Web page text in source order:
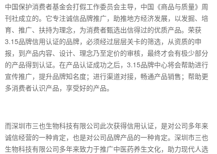
中国保护消费者基金会打假工作委员会主导，中国《商品与质量》周
刊社成立的。它专注诚信品牌推广，助推地方经济发展，以发掘、培
育、推广、扶持为理念，为消费者甄选出信得过的优质产品。荣获
3.15品牌信用认证的品牌，必须经过层层关卡的筛选，从资质的申
报，到产品内容、设计、理念乃至定价的审核，最终才会有极少部分
的产品得到认证。在产品认证成功之后，3.15品牌中心将会帮助进行
宣传推广，提升品牌知名度；进行渠道对接，畅通产品销售；帮助更
多消费者认识产品，享受好的产品。
而深圳市三也生物科技有限公司此次获得信用认证，是对公司多年来
诚信经营的一种肯定，也是对公司品牌产品的一种肯定。深圳市三也
生物科技有限公司多年来致力于推广中医药养生文化，助力现代人选